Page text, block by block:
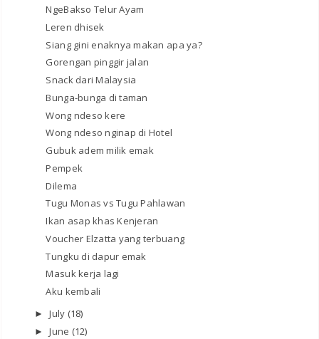
NgeBakso Telur Ayam
Leren dhisek
Siang gini enaknya makan apa ya?
Gorengan pinggir jalan
Snack dari Malaysia
Bunga-bunga di taman
Wong ndeso kere
Wong ndeso nginap di Hotel
Gubuk adem milik emak
Pempek
Dilema
Tugu Monas vs Tugu Pahlawan
Ikan asap khas Kenjeran
Voucher Elzatta yang terbuang
Tungku di dapur emak
Masuk kerja lagi
Aku kembali
►July (18)
►June (12)